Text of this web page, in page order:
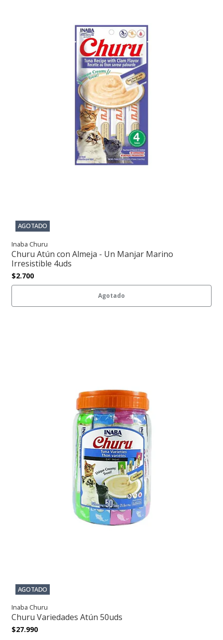
AGOTADO
Inaba Churu
Churu Atún con Almeja - Un Manjar Marino
Irresistible 4uds
$2.700
Agotado
AGOTADO
Inaba Churu
Churu Variedades Atún 50uds
$27.990